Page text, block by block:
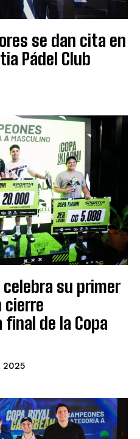
se dan cita en
Pádel Club
celebra su primer
cierre
de la Copa
2025